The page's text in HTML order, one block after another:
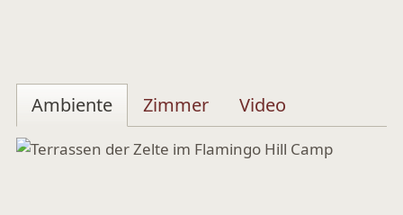
Ambiente Zimmer Video